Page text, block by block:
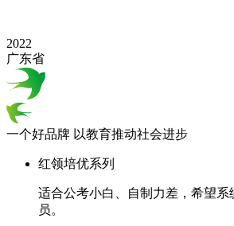
2022
广东省
一个好品牌 以教育推动社会进步
红领培优系列
适合公考小白、自制力差，希望系
员。